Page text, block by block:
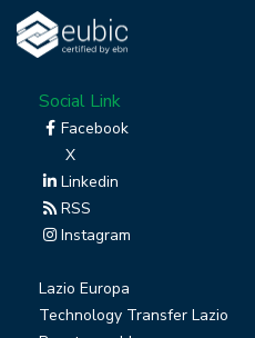
Social Link
Facebook
X
Linkedin
RSS
Instagram
Lazio Europa
Technology Transfer Lazio